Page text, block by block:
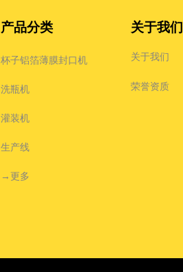
产品分类
杯子铝箔薄膜封口机
洗瓶机
灌装机
生产线
→更多
关于我们
关于我们
荣誉资质